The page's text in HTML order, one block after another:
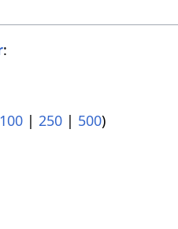
:
100 |250 | 500)